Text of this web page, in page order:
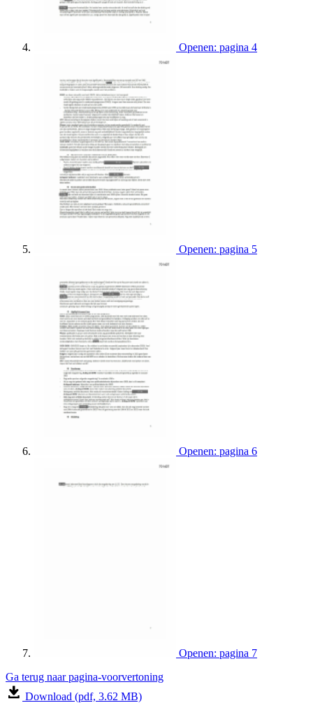
Openen: pagina 4
Openen: pagina 5
Openen: pagina 6
Openen: pagina 7
Ga terug naar pagina-voorvertoning
Download (pdf, 3.62 MB)